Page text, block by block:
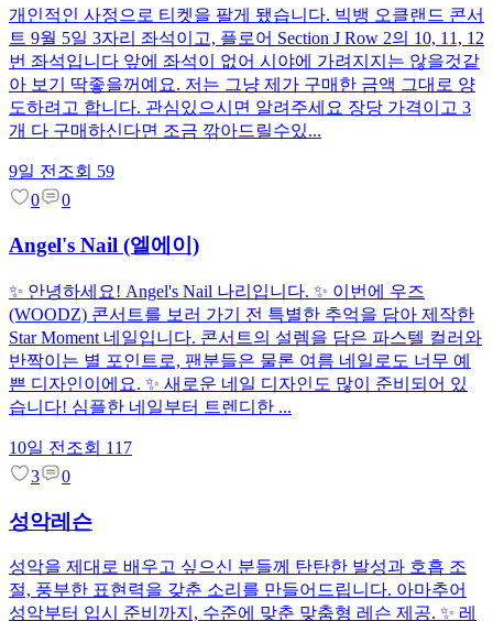
개인적인 사정으로 티켓을 팔게 됐습니다. 빅뱅 오클랜드 콘서
트 9월 5일 3자리 좌석이고, 플로어 Section J Row 2의 10, 11, 12
번 좌석입니다 앞에 좌석이 없어 시야에 가려지지는 않을것같
아 보기 딱좋을꺼예요. 저는 그냥 제가 구매한 금액 그대로 양
도하려고 합니다. 관심있으시면 알려주세요 장당 가격이고 3
개 다 구매하신다면 조금 깎아드릴수있...
9일 전조회 59
0
0
Angel's Nail (엘에이)
✨ 안녕하세요! Angel's Nail 나리입니다. ✨ 이번에 우즈
(WOODZ) 콘서트를 보러 가기 전 특별한 추억을 담아 제작한
Star Moment 네일입니다. 콘서트의 설렘을 담은 파스텔 컬러와
반짝이는 별 포인트로, 팬분들은 물론 여름 네일로도 너무 예
쁜 디자인이에요. ✨ 새로운 네일 디자인도 많이 준비되어 있
습니다! 심플한 네일부터 트렌디한 ...
10일 전 조회 117
3
0
성악레슨
성악을 제대로 배우고 싶으신 분들께 탄탄한 발성과 호흡 조
절, 풍부한 표현력을 갖춘 소리를 만들어드립니다. 아마추어
성악부터 입시 준비까지, 수준에 맞춘 맞춤형 레슨 제공. ✨ 레